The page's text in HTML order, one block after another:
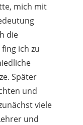
mich mit
die
ich zu
Später
und
viele
und